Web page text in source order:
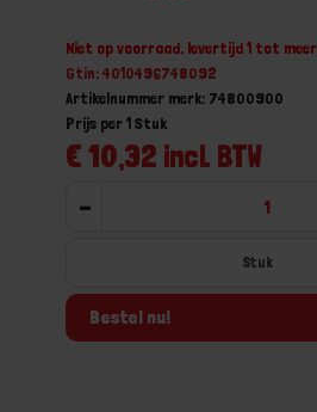
Niet op voorraad, levertijd 1 tot
Gtin: 4010496748092
Artikelnummer merk: 74800900
€ 10,32 incl. BTW
Prijs per 1 Stuk
-
Bestel nu!